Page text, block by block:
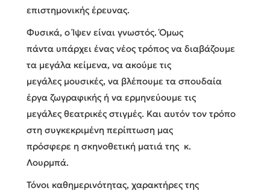
επιστημονικής έρευνας.
Φυσικά, ο Ίψεν είναι γνωστός. Όμως
πάντα υπάρχει ένας νέος τρόπος να διαβάζουμε
τα μεγάλα κείμενα, να ακούμε τις
μεγάλες μουσικές, να βλέπουμε τα σπουδαία
έργα ζωγραφικής ή να ερμηνεύουμε τις
μεγάλες θεατρικές στιγμές. Και αυτόν τον τρόπο
στη συγκεκριμένη περίπτωση μας
πρόσφερε η σκηνοθετική ματιά της κ.
Λουρμπά.
Τόνοι καθημερινότητας, χαρακτήρες της